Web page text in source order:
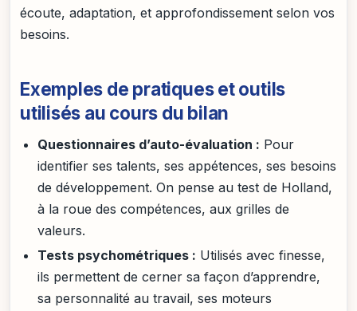
écoute, adaptation, et approfondissement selon vos
besoins.
Exemples de pratiques et outils
utilisés au cours du bilan
Questionnaires d’auto-évaluation : Pour
identifier ses talents, ses appétences, ses besoins
de développement. On pense au test de Holland,
à la roue des compétences, aux grilles de
valeurs.
Tests psychométriques : Utilisés avec finesse,
ils permettent de cerner sa façon d’apprendre,
sa personnalité au travail, ses moteurs